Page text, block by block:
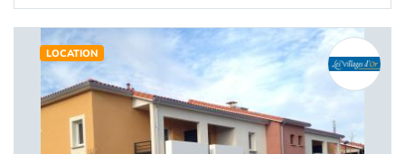
LOCATION